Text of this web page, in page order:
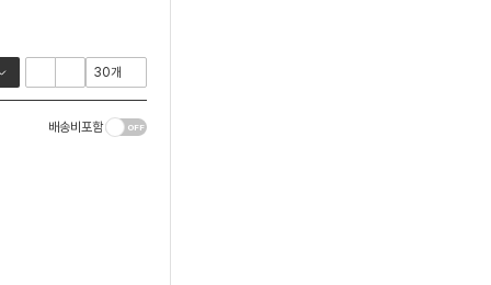
배송비포함